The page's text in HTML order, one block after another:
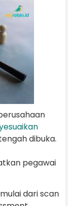
dibuka.
pegawai
dari scan